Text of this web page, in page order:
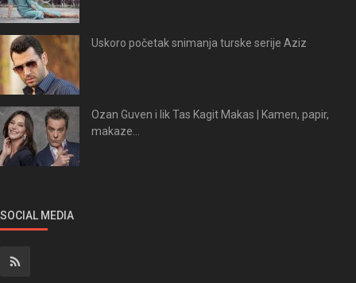
Uskoro početak snimanja turske serije Aziz
Ozan Guven i lik Tas Kagit Makas | Kamen, papir,
makaze...
SOCIAL MEDIA